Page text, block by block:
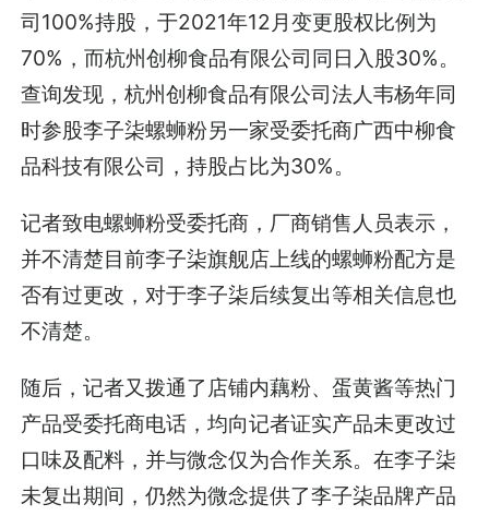
司100%持股，于2021年12月变更股权比例为
70%，而杭州创柳食品有限公司同日入股30%。
查询发现，杭州创柳食品有限公司法人韦杨年同
时参股李子柒螺蛳粉另一家受委托商广西中柳食
品科技有限公司，持股占比为30%。
记者致电螺蛳粉受委托商，厂商销售人员表示，
并不清楚目前李子柒旗舰店上线的螺蛳粉配方是
否有过更改，对于李子柒后续复出等相关信息也
不清楚。
随后，记者又拨通了店铺内藕粉、蛋黄酱等热门
产品受委托商电话，均向记者证实产品未更改过
口味及配料，并与微念仅为合作关系。在李子柒
未复出期间，仍然为微念提供了李子柒品牌产品